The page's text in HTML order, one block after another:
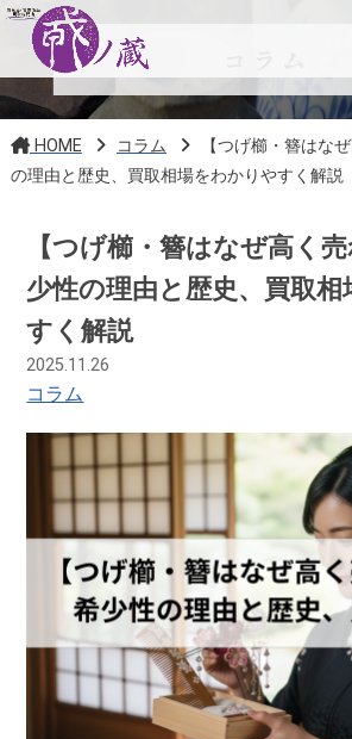
HOME コラム
【つげ櫛・簪はな
の理由と歴史、買取相場をわかりやすく解説
【つげ櫛・簪はなぜ高く
少性の理由と歴史、買取
すく解説
2025.11.26
コラム